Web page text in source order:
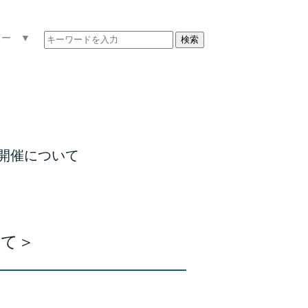
ー ▼ 検索
催について
＞